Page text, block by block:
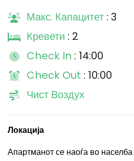
Макс. Капацитет : 3
Кревети : 2
Check In : 14:00
Check Out : 10:00
Чист Воздух
Локација
Апартманот се наоѓа во